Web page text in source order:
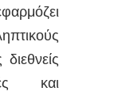
και